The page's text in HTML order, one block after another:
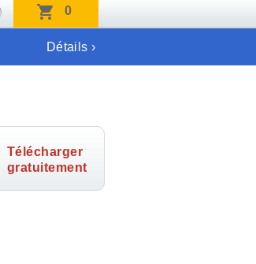
0
Détails ›
Télécharger
gratuitement